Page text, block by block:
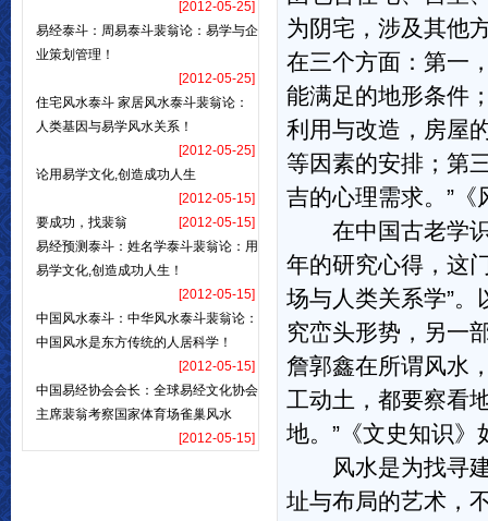
[2012-05-25]
易经泰斗：周易泰斗裴翁论：易学与企
业策划管理！
[2012-05-25]
住宅风水泰斗 家居风水泰斗裴翁论：
人类基因与易学风水关系！
[2012-05-25]
论用易学文化,创造成功人生
[2012-05-15]
要成功，找裴翁
[2012-05-15]
易经预测泰斗：姓名学泰斗裴翁论：用
易学文化,创造成功人生！
[2012-05-15]
中国风水泰斗：中华风水泰斗裴翁论：
中国风水是东方传统的人居科学！
[2012-05-15]
中国易经协会会长：全球易经文化协会
主席裴翁考察国家体育场雀巢风水
[2012-05-15]
为阴宅，涉及其他
在三个方面：第一
能满足的地形条件
利用与改造，房屋
等因素的安排；第
吉的心理需求。”
在中国古老学识
年的研究心得，这
场与人类关系学”
究峦头形势，另一
詹郭鑫在所谓风水
工动土，都要察看
地。”《文史知识》
风水是为找寻建
址与布局的艺术，